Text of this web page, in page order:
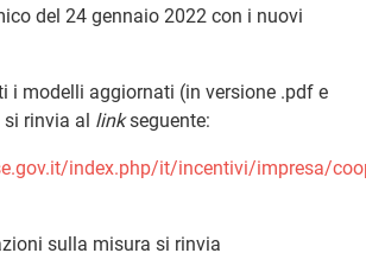
del 24 gennaio 2022 con i nuovi
i modelli aggiornati (in versione .pdf e
si rinvia al linkseguente:
index.php/it/incentivi/impresa/
sulla misura si rinvia